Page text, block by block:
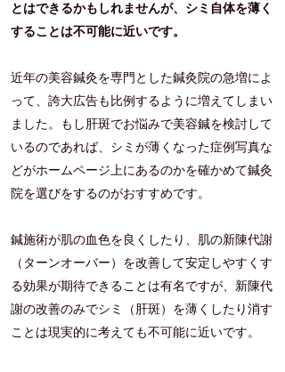
とはできるかもしれませんが、シミ自体を薄く
することは不可能に近いです。
近年の美容鍼灸を専門とした鍼灸院の急増によ
って、誇大広告も比例するように増えてしまい
ました。もし肝斑でお悩みで美容鍼を検討して
いるのであれば、シミが薄くなった症例写真な
どがホームページ上にあるのかを確かめて鍼灸
院を選びをするのがおすすめです。
鍼施術が肌の血色を良くしたり、肌の新陳代謝
（ターンオーバー）を改善して安定しやすくす
る効果が期待できることは有名ですが、新陳代
謝の改善のみでシミ（肝斑）を薄くしたり消す
ことは現実的に考えても不可能に近いです。